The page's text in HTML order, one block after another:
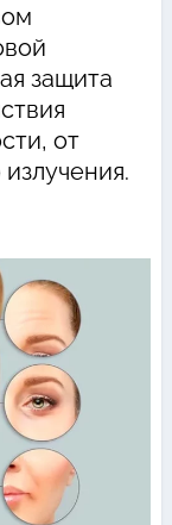
защита
от